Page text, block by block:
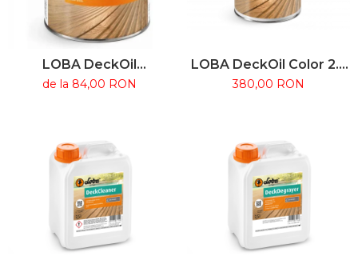
LOBA DeckOil
Transparent – Ulei
profesional pentru
de la 84,00 RON
LOBA DeckOil Color 2.5
L – Ulei colorat pentru
terase și mobilier de
380,00 RON